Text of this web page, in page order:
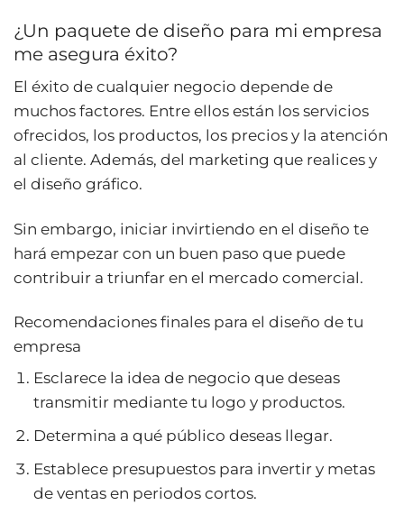
¿Un paquete de diseño para mi empresa
me asegura éxito?
El éxito de cualquier negocio depende de
muchos factores. Entre ellos están los servicios
ofrecidos, los productos, los precios y la atención
al cliente. Además, del marketing que realices y
el diseño gráfico.
Sin embargo, iniciar invirtiendo en el diseño te
hará empezar con un buen paso que puede
contribuir a triunfar en el mercado comercial.
Recomendaciones finales para el diseño de tu
empresa
Esclarece la idea de negocio que deseas
transmitir mediante tu logo y productos.
Determina a qué público deseas llegar.
Establece presupuestos para invertir y metas
de ventas en periodos cortos.